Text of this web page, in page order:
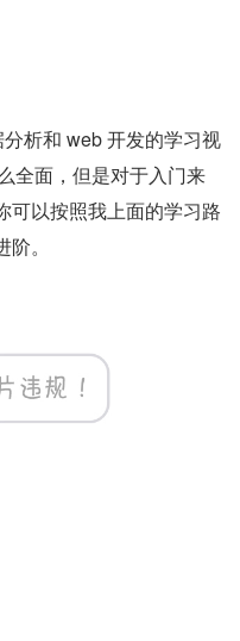
析和 web 开发的学习视
全面，但是对于入门来
可以按照我上面的学习路
。